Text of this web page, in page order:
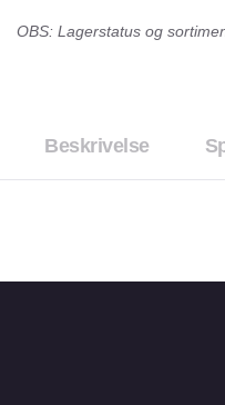
OBS: Lagerstatus og
Beskrivelse